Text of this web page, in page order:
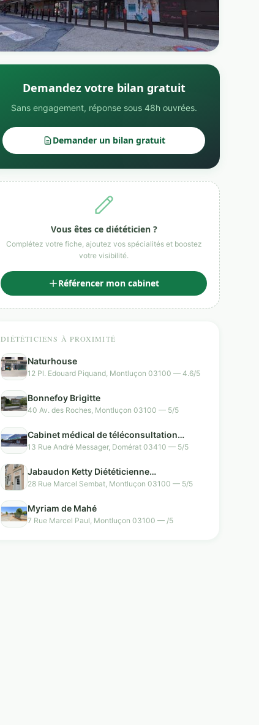
Demandez votre bilan gratuit
Sans engagement, réponse sous 48h ouvrées.
Demander un bilan gratuit
Vous êtes ce diététicien ?
Complétez votre fiche, ajoutez vos spécialités et boostez
votre visibilité.
Référencer mon cabinet
DIÉTÉTICIENS À PROXIMITÉ
Naturhouse
12 Pl. Edouard Piquand, Montluçon 03100 — 4.6/5
Bonnefoy Brigitte
40 Av. des Roches, Montluçon 03100 — 5/5
Cabinet médical de téléconsultation
Tessan
13 Rue André Messager, Domérat 03410 — 5/5
Jabaudon Ketty Diététicienne
Nutritionniste.
28 Rue Marcel Sembat, Montluçon 03100 — 5/5
Myriam de Mahé
7 Rue Marcel Paul, Montluçon 03100 — /5